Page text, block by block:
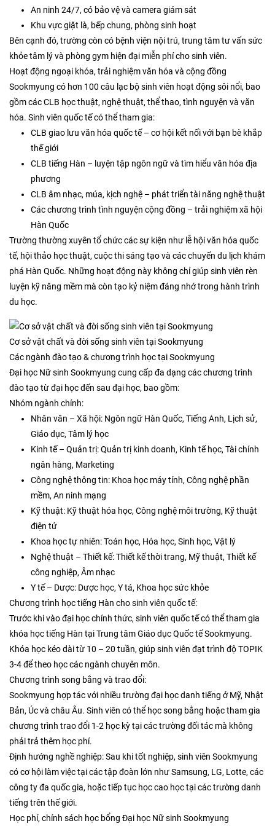
An ninh 24/7, có bảo vệ và camera giám sát
Khu vực giặt là, bếp chung, phòng sinh hoạt
Bên cạnh đó, trường còn có bệnh viện nội trú, trung tâm tư vấn sức
khỏe tâm lý và phòng gym hiện đại miễn phí cho sinh viên.
Hoạt động ngoại khóa, trải nghiệm văn hóa và cộng đồng
Sookmyung có hơn 100 câu lạc bộ sinh viên hoạt động sôi nổi, bao
gồm các CLB học thuật, nghệ thuật, thể thao, tình nguyện và văn
hóa. Sinh viên quốc tế có thể tham gia:
CLB giao lưu văn hóa quốc tế – cơ hội kết nối với bạn bè khắp
thế giới
CLB tiếng Hàn – luyện tập ngôn ngữ và tìm hiểu văn hóa địa
phương
CLB âm nhạc, múa, kịch nghệ – phát triển tài năng nghệ thuật
Các chương trình tình nguyện cộng đồng – trải nghiệm xã hội
Hàn Quốc
Trường thường xuyên tổ chức các sự kiện như lễ hội văn hóa quốc
tế, hội thảo học thuật, cuộc thi sáng tạo và các chuyến du lịch khám
phá Hàn Quốc. Những hoạt động này không chỉ giúp sinh viên rèn
luyện kỹ năng mềm mà còn tạo kỷ niệm đáng nhớ trong hành trình
du học.
Cơ sở vật chất và đời sống sinh viên tại Sookmyung
Các ngành đào tạo & chương trình học tại Sookmyung
Đại học Nữ sinh Sookmyung cung cấp đa dạng các chương trình
đào tạo từ đại học đến sau đại học, bao gồm:
Nhóm ngành chính:
Nhân văn – Xã hội: Ngôn ngữ Hàn Quốc, Tiếng Anh, Lịch sử,
Giáo dục, Tâm lý học
Kinh tế – Quản trị: Quản trị kinh doanh, Kinh tế học, Tài chính
ngân hàng, Marketing
Công nghệ thông tin: Khoa học máy tính, Công nghệ phần
mềm, An ninh mạng
Kỹ thuật: Kỹ thuật hóa học, Công nghệ môi trường, Kỹ thuật
điện tử
Khoa học tự nhiên: Toán học, Hóa học, Sinh học, Vật lý
Nghệ thuật – Thiết kế: Thiết kế thời trang, Mỹ thuật, Thiết kế
công nghiệp, Âm nhạc
Y tế – Dược: Dược học, Y tá, Khoa học sức khỏe
Chương trình học tiếng Hàn cho sinh viên quốc tế:
Trước khi vào đại học chính thức, sinh viên quốc tế có thể tham gia
khóa học tiếng Hàn tại Trung tâm Giáo dục Quốc tế Sookmyung.
Khóa học kéo dài từ 10 – 20 tuần, giúp sinh viên đạt trình độ TOPIK
3-4 để theo học các ngành chuyên môn.
Chương trình song bằng và trao đổi:
Sookmyung hợp tác với nhiều trường đại học danh tiếng ở Mỹ, Nhật
Bản, Úc và châu Âu. Sinh viên có thể học song bằng hoặc tham gia
chương trình trao đổi 1-2 học kỳ tại các trường đối tác mà không
phải trả thêm học phí.
Định hướng nghề nghiệp: Sau khi tốt nghiệp, sinh viên Sookmyung
có cơ hội làm việc tại các tập đoàn lớn như Samsung, LG, Lotte, các
công ty đa quốc gia, hoặc tiếp tục học cao học tại các trường danh
tiếng trên thế giới.
Học phí, chính sách học bổng Đại học Nữ sinh Sookmyung